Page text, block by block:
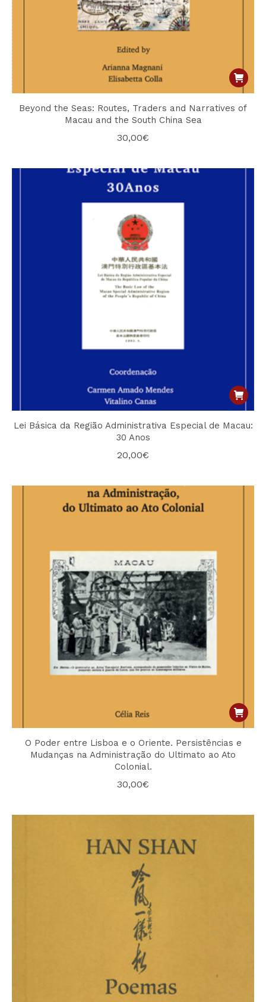
Beyond the Seas: Routes, Traders and Narratives of
Macau and the South China Sea
30,00€
Lei Básica da Região Administrativa Especial de Macau:
30 Anos
20,00€
O Poder entre Lisboa e o Oriente. Persistências e
Mudanças na Administração do Ultimato ao Ato
Colonial.
30,00€